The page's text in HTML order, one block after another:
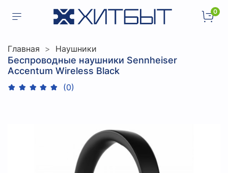
0
Главная Наушники
Беспроводные наушники Sennheiser
Accentum Wireless Black
(0)